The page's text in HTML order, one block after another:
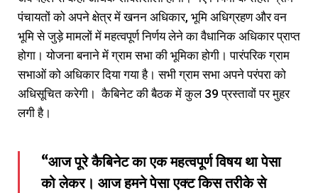
पंचायतों को अपने क्षेत्र में खनन अधिकार, भूमि अधिग्रहण और वन
भूमि से जुड़े मामलों में महत्वपूर्ण निर्णय लेने का वैधानिक अधिकार प्राप्त
होगा। योजना बनाने में ग्राम सभा की भूमिका होगी। पारंपरिक ग्राम
सभाओं को अधिकार दिया गया है। सभी ग्राम सभा अपने परंपरा को
अधिसूचित करेगी। कैबिनेट की बैठक में कुल 39 प्रस्तावों पर मुहर
लगी है।
“आज पूरे कैबिनेट का एक महत्वपूर्ण विषय था पेसा
को लेकर। आज हमने पेसा एक्ट किस तरीके से